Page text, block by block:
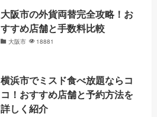
大阪市の外貨両替完全攻略！お
すすめ店舗と手数料比較
大阪市 18881
横浜市でミスド食べ放題ならコ
コ！おすすめ店舗と予約方法を
詳しく紹介